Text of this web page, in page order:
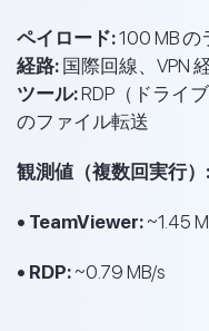
ペイロード:100 MB
経路: 国際回線、VPN
ツール:RDP（ドライ
のファイル転送
観測値（複数回実行）:
• TeamViewer: ~1.45
• RDP: ~0.79 MB/s